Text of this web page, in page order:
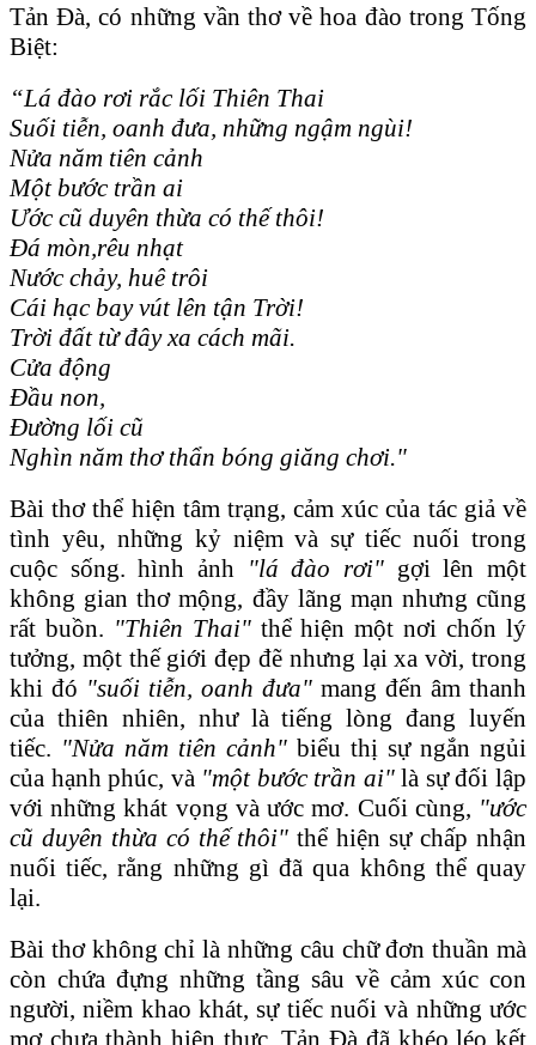
Tản Đà, có những vần thơ về hoa đào trong Tống
Biệt:
“Lá đào rơi rắc lối Thiên Thai
Suối tiễn, oanh đưa, những ngậm ngùi!
Nửa năm tiên cảnh
Một bước trần ai
Ước cũ duyên thừa có thế thôi!
Đá mòn,rêu nhạt
Nước chảy, huê trôi
Cái hạc bay vút lên tận Trời!
Trời đất từ đây xa cách mãi.
Cửa động
Đầu non,
Đường lối cũ
Nghìn năm thơ thẩn bóng giăng chơi."
Bài thơ thể hiện tâm trạng, cảm xúc của tác giả về
tình yêu, những kỷ niệm và sự tiếc nuối trong
cuộc sống. hình ảnh "lá đào rơi" gợi lên một
không gian thơ mộng, đầy lãng mạn nhưng cũng
rất buồn. "Thiên Thai"thể hiện một nơi chốn lý
tưởng, một thế giới đẹp đẽ nhưng lại xa vời, trong
khi đó "suối tiễn, oanh đưa" mang đến âm thanh
của thiên nhiên, như là tiếng lòng đang luyến
tiếc. "Nửa năm tiên cảnh" biểu thị sự ngắn ngủi
của hạnh phúc, và "một bước trần ai"là sự đối lập
với những khát vọng và ước mơ. Cuối cùng, "ước
cũ duyên thừa có thế thôi"thể hiện sự chấp nhận
nuối tiếc, rằng những gì đã qua không thể quay
lại.
Bài thơ không chỉ là những câu chữ đơn thuần mà
còn chứa đựng những tầng sâu về cảm xúc con
người, niềm khao khát, sự tiếc nuối và những ước
mơ chưa thành hiện thực. Tản Đà đã khéo léo kết